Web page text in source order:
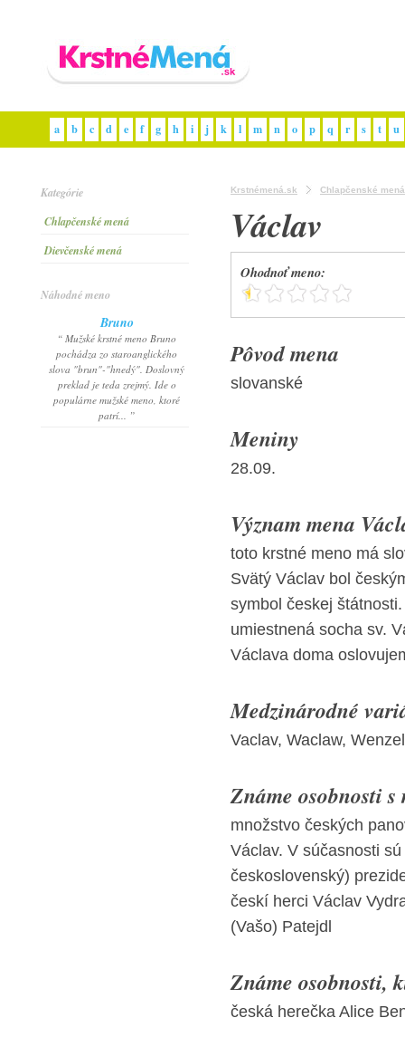
a b c d e f g h i j k l m n o p q r s t u
Kategórie
Chlapčenské mená
Dievčenské mená
Náhodné meno
Bruno
“ Mužské krstné meno Bruno
pochádza zo staroanglického
slova "brun"-"hnedý". Doslovný
preklad je teda zrejmý. Ide o
populárne mužské meno, ktoré
patrí... ”
Krstnémená.sk Chlapčenské mená
Václav
Ohodnoť meno:
Pôvod mena
slovanské
Meniny
28.09.
Význam mena
toto krstné meno má
Svätý Václav bol
symbol českej
umiestnená socha sv.
Václava doma
Medzinárodné
Vaclav, Waclaw,
Známe osobnosti
množstvo českých
Václav. V súčasnosti
československý)
českí herci Václav
(Vašo) Patejdl
Známe osobnosti,
česká herečka Alice